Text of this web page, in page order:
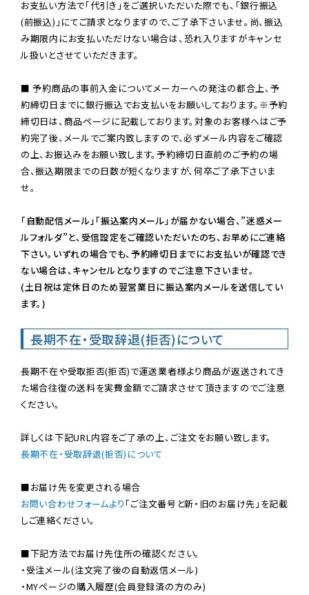
お支払い方法で「代引き」をご選択いただいた際でも、「銀行振込
(前振込)」にてご請求となりますので、ご了承下さいませ。尚、振込
み期限内にお支払いただけない場合は、恐れ入りますがキャンセ
ル扱いとさせていただきます。
■ 予約商品の事前入金についてメーカーへの発注の都合上、予
約締切日までに銀行振込でお支払いをお願いしております。※予約
締切日は、商品ページに記載しております。対象のお客様へはご予
約完了後、メールでご案内致しますので、必ずメール内容をご確認
の上、お振込みをお願い致します。予約締切日直前のご予約の場
合、振込期限までの日数が短くなりますが、何卒ご了承下さいま
せ。
「自動配信メール」「振込案内メール」が届かない場合、”迷惑メー
ルフォルダ”と、受信設定をご確認いただいたのち、お早めにご連絡
下さい。いずれの場合でも、予約締切日までにお支払いが確認でき
ない場合は、キャンセルとなりますのでご注意下さいませ。
(土日祝は定休日のため翌営業日に振込案内メールを送信してい
ます。)
長期不在・受取辞退(拒否)について
長期不在や受取拒否(拒否)で運送業者様より商品が返送されてき
た場合往復の送料を実費金額でご請求させて頂きますのでご注意
ください。
長期不在・受取辞退(拒否)について
お問い合わせフォームより 「ご注文番号と新・旧のお届け先」を記載
しご連絡ください。
■下記方法でお届け先住所の確認ください。
・受注メール(注文完了後の自動返信メール)
・MYページの購入履歴(会員登録済の方のみ)